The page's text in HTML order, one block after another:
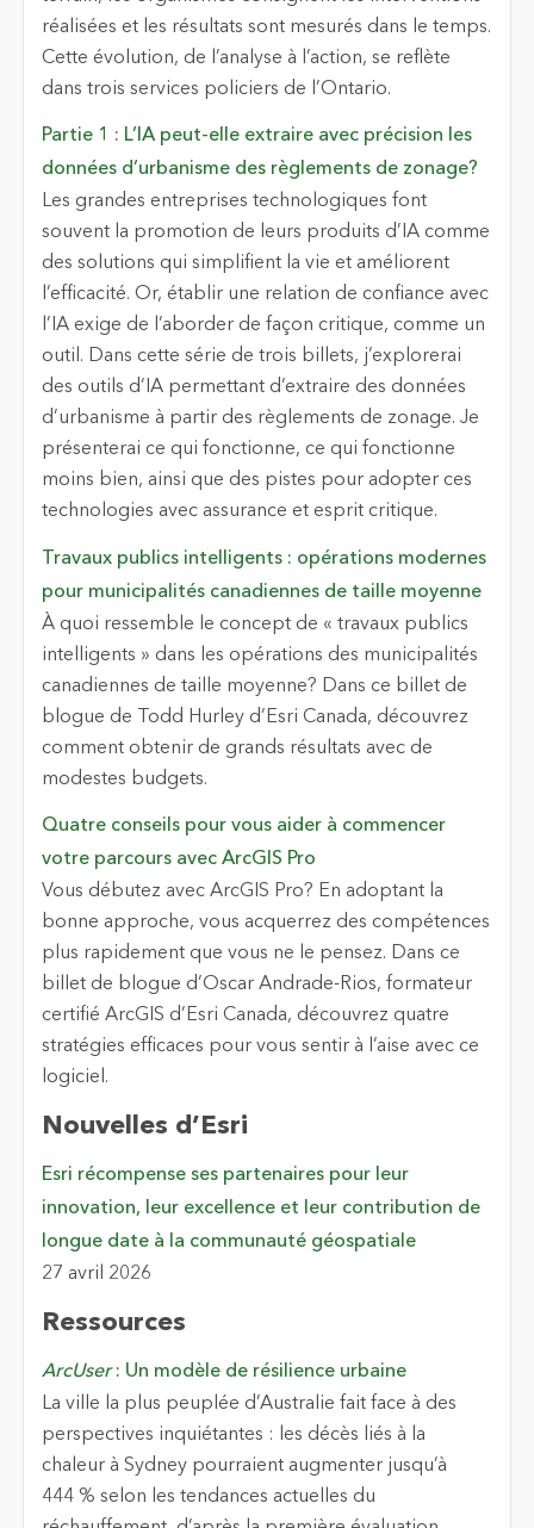
réalisées et les résultats sont mesurés dans le temps.
Cette évolution, de l’analyse à l’action, se reflète
dans trois services policiers de l’Ontario.
Partie 1 : L’IA peut-elle extraire avec précision les
données d’urbanisme des règlements de zonage?
Les grandes entreprises technologiques font
souvent la promotion de leurs produits d’IA comme
des solutions qui simplifient la vie et améliorent
l’efficacité. Or, établir une relation de confiance avec
l’IA exige de l’aborder de façon critique, comme un
outil. Dans cette série de trois billets, j’explorerai
des outils d’IA permettant d’extraire des données
d’urbanisme à partir des règlements de zonage. Je
présenterai ce qui fonctionne, ce qui fonctionne
moins bien, ainsi que des pistes pour adopter ces
technologies avec assurance et esprit critique.
Travaux publics intelligents : opérations modernes
pour municipalités canadiennes de taille moyenne
À quoi ressemble le concept de « travaux publics
intelligents » dans les opérations des municipalités
canadiennes de taille moyenne? Dans ce billet de
blogue de Todd Hurley d’Esri Canada, découvrez
comment obtenir de grands résultats avec de
modestes budgets.
Quatre conseils pour vous aider à commencer
votre parcours avec ArcGIS Pro
Vous débutez avec ArcGIS Pro? En adoptant la
bonne approche, vous acquerrez des compétences
plus rapidement que vous ne le pensez. Dans ce
billet de blogue d’Oscar Andrade-Rios, formateur
certifié ArcGIS d’Esri Canada, découvrez quatre
stratégies efficaces pour vous sentir à l’aise avec ce
logiciel.
Nouvelles d’Esri
Esri récompense ses partenaires pour leur
innovation, leur excellence et leur contribution de
longue date à la communauté géospatiale
27 avril 2026
Ressources
ArcUser: Un modèle de résilience urbaine
La ville la plus peuplée d’Australie fait face à des
perspectives inquiétantes : les décès liés à la
chaleur à Sydney pourraient augmenter jusqu’à
444 % selon les tendances actuelles du